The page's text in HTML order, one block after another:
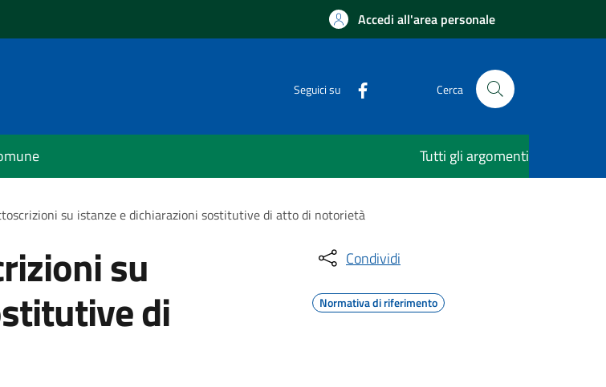
Accedi all'area personale
Seguici su Cerca
Tutti gli argomenti
su istanze e dichiarazioni sostitutive di atto di notorietà
su
di
Condividi
Normativa di riferimento